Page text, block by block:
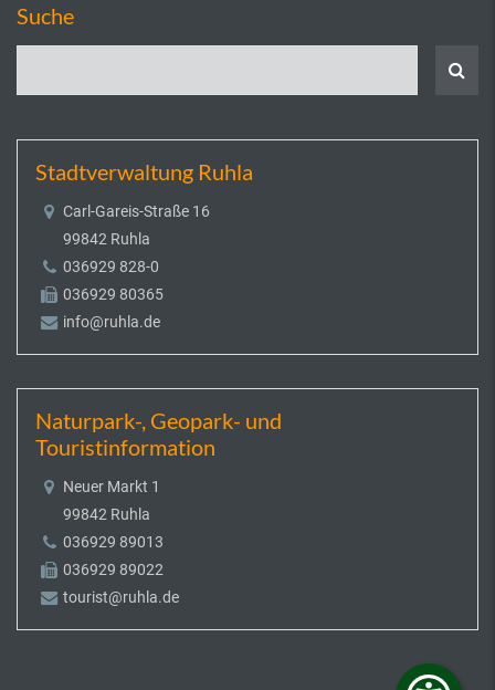
Suche
Stadtverwaltung Ruhla
Carl-Gareis-Straße 16
99842 Ruhla
036929 828-0
036929 80365
info@ruhla.de
Naturpark-, Geopark- und
Touristinformation
Neuer Markt 1
99842 Ruhla
036929 89013
036929 89022
tourist@ruhla.de